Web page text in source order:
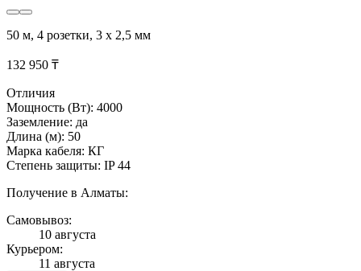
50 м, 4 розетки, 3 х 2,5 мм
132 950 ₸
Отличия
Мощность (Вт): 4000
Заземление: да
Длина (м): 50
Марка кабеля: КГ
Степень защиты: IP 44
Получение в Алматы:
Самовывоз:
10 августа
Курьером:
11 августа